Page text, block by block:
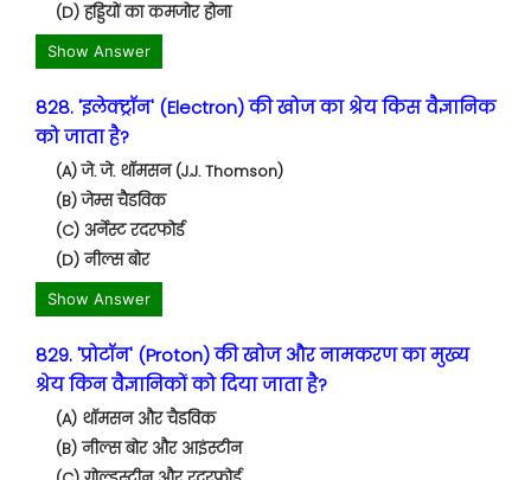
(D) हड्डियों का कमजोर होना
Show Answer
828. 'इलेक्ट्रॉन' (Electron) की खोज का श्रेय किस वैज्ञानिक
को जाता है?
(A) जे. जे. थॉमसन (J.J. Thomson)
(B) जेम्स चैडविक
(C) अर्नेस्ट रदरफोर्ड
(D) नील्स बोर
Show Answer
829. 'प्रोटॉन' (Proton) की खोज और नामकरण का मुख्य
श्रेय किन वैज्ञानिकों को दिया जाता है?
(A) थॉमसन और चैडविक
(B) नील्स बोर और आइंस्टीन